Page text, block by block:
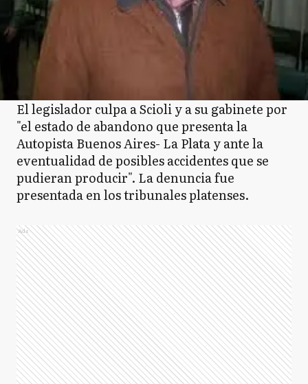
El legislador culpa a Scioli y a su gabinete por
"el estado de abandono que presenta la
Autopista Buenos Aires- La Plata y ante la
eventualidad de posibles accidentes que se
pudieran producir". La denuncia fue
presentada en los tribunales platenses.
Ads